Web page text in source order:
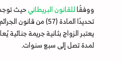
ووفقًاللقانون البريطانيحيث توجد
يعتبر الزواج بثانية جريمة
لمدة تصل إلى سبع سنوات.